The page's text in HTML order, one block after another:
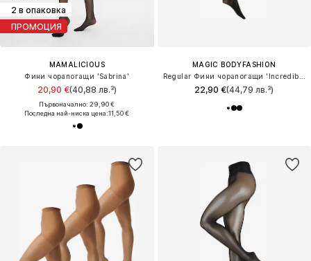
2 в опаковка
ПРОМОЦИЯ
MAMALICIOUS
Фини чорапогащи 'Sabrina'
20,90 €(40,88 лв.³)
Първоначално: 29,90 €
Последна най-ниска цена:11,50 €
MAGIC BODYFASHION
22,90 €(44,79 лв.³)